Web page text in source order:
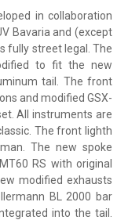
in collaboration
Bavaria and (except
fully street legal. The
to fit the new
tail. The front
and modified GSX-
All instruments are
The front lighth
The new spoke
RS with original
modified exhausts
BL 2000 bar
into the tail.